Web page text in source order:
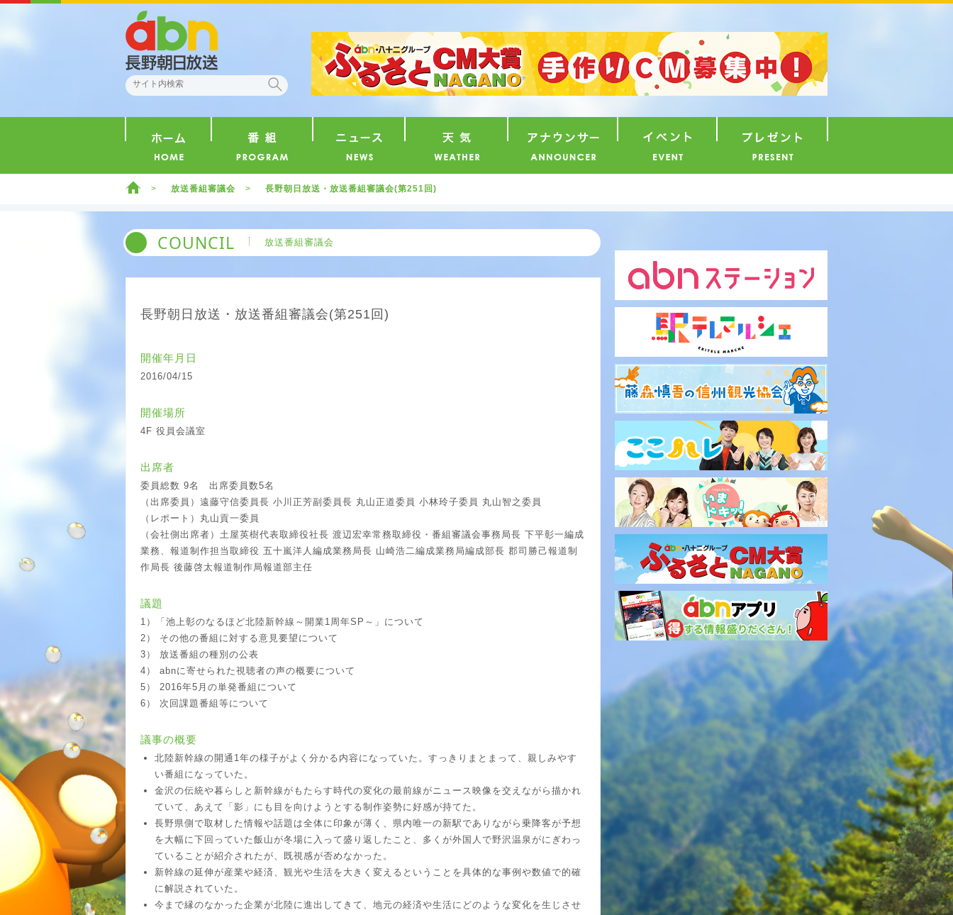
検索
ホーム 放送番組審議会 長野朝日放送・放送番組審議会(第251回)
COUNCIL 放送番組審議会
長野朝日放送・放送番組審議会(第251回)
開催年月日
2016/04/15
開催場所
4F 役員会議室
出席者
委員総数 9名 出席委員数5名
（出席委員）遠藤守信委員長 小川正芳副委員長 丸山正道委員 小林玲子委員 丸山智之委員
（レポート）丸山貢一委員
（会社側出席者）土屋英樹代表取締役社長 渡辺宏幸常務取締役・番組審議会事務局長 下平彰一編成
業務、報道制作担当取締役 五十嵐洋人編成業務局長 山崎浩二編成業務局編成部長 郡司勝己報道制
作局長 後藤啓太報道制作局報道部主任
議題
1）「池上彰のなるほど北陸新幹線～開業1周年SP～」について
2） その他の番組に対する意見要望について
3） 放送番組の種別の公表
4） abnに寄せられた視聴者の声の概要について
5） 2016年5月の単発番組について
6） 次回課題番組等について
議事の概要
北陸新幹線の開通1年の様子がよく分かる内容になっていた。すっきりまとまって、親しみやす
い番組になっていた。
金沢の伝統や暮らしと新幹線がもたらす時代の変化の最前線がニュース映像を交えながら描かれ
ていて、あえて「影」にも目を向けようとする制作姿勢に好感が持てた。
長野県側で取材した情報や話題は全体に印象が薄く、県内唯一の新駅でありながら乗降客が予想
を大幅に下回っていた飯山が冬場に入って盛り返したこと、多くが外国人で野沢温泉がにぎわっ
ていることが紹介されたが、既視感が否めなかった。
新幹線の延伸が産業や経済、観光や生活を大きく変えるということを具体的な事例や数値で的確
に解説されていた。
今まで縁のなかった企業が北陸に進出してきて、地元の経済や生活にどのような変化を生じさせ